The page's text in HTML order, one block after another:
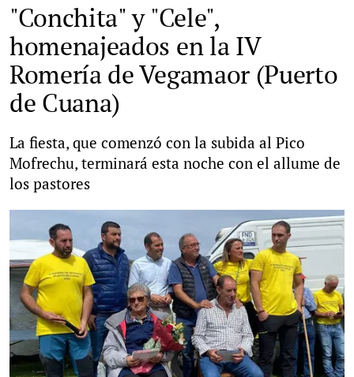
"Conchita" y "Cele",
homenajeados en la IV
Romería de Vegamaor (Puerto
de Cuana)
La fiesta, que comenzó con la subida al Pico
Mofrechu, terminará esta noche con el allume de
los pastores